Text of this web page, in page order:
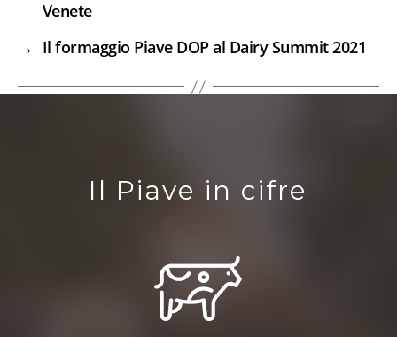
Venete
→ Il formaggio Piave DOP al Dairy Summit 2021
Il Piave in cifre